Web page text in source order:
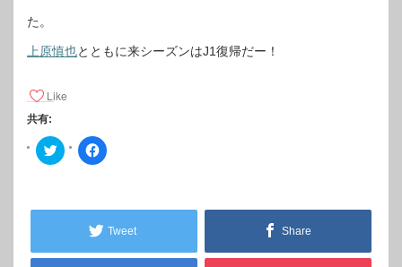
た。
上原慎也とともに来シーズンはJ1復帰だー！
Like
共有:
ク
リ
T
t
F
a
o
k
で
有
Tweet Share